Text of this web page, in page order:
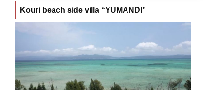
Kouri beach side villa “YUMANDI”